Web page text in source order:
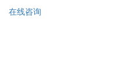
在线咨询